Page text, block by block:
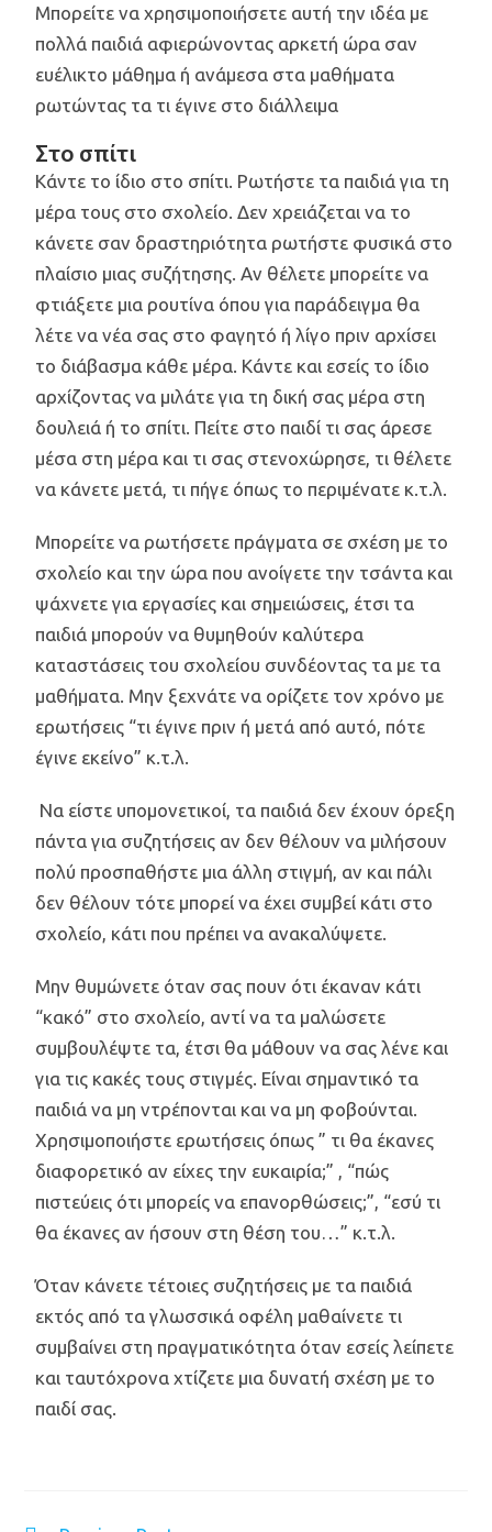
Μπορείτε να χρησιμοποιήσετε αυτή την ιδέα με
πολλά παιδιά αφιερώνοντας αρκετή ώρα σαν
ευέλικτο μάθημα ή ανάμεσα στα μαθήματα
ρωτώντας τα τι έγινε στο διάλλειμα
Στο σπίτι
Κάντε το ίδιο στο σπίτι. Ρωτήστε τα παιδιά για τη
μέρα τους στο σχολείο. Δεν χρειάζεται να το
κάνετε σαν δραστηριότητα ρωτήστε φυσικά στο
πλαίσιο μιας συζήτησης. Αν θέλετε μπορείτε να
φτιάξετε μια ρουτίνα όπου για παράδειγμα θα
λέτε να νέα σας στο φαγητό ή λίγο πριν αρχίσει
το διάβασμα κάθε μέρα. Κάντε και εσείς το ίδιο
αρχίζοντας να μιλάτε για τη δική σας μέρα στη
δουλειά ή το σπίτι. Πείτε στο παιδί τι σας άρεσε
μέσα στη μέρα και τι σας στενοχώρησε, τι θέλετε
να κάνετε μετά, τι πήγε όπως το περιμένατε κ.τ.λ.
Μπορείτε να ρωτήσετε πράγματα σε σχέση με το
σχολείο και την ώρα που ανοίγετε την τσάντα και
ψάχνετε για εργασίες και σημειώσεις, έτσι τα
παιδιά μπορούν να θυμηθούν καλύτερα
καταστάσεις του σχολείου συνδέοντας τα με τα
μαθήματα. Μην ξεχνάτε να ορίζετε τον χρόνο με
ερωτήσεις “τι έγινε πριν ή μετά από αυτό, πότε
έγινε εκείνο” κ.τ.λ.
Να είστε υπομονετικοί, τα παιδιά δεν έχουν όρεξη
πάντα για συζητήσεις αν δεν θέλουν να μιλήσουν
πολύ προσπαθήστε μια άλλη στιγμή, αν και πάλι
δεν θέλουν τότε μπορεί να έχει συμβεί κάτι στο
σχολείο, κάτι που πρέπει να ανακαλύψετε.
Μην θυμώνετε όταν σας πουν ότι έκαναν κάτι
“κακό” στο σχολείο, αντί να τα μαλώσετε
συμβουλέψτε τα, έτσι θα μάθουν να σας λένε και
για τις κακές τους στιγμές. Είναι σημαντικό τα
παιδιά να μη ντρέπονται και να μη φοβούνται.
Χρησιμοποιήστε ερωτήσεις όπως ” τι θα έκανες
διαφορετικό αν είχες την ευκαιρία;” , “πώς
πιστεύεις ότι μπορείς να επανορθώσεις;”, “εσύ τι
θα έκανες αν ήσουν στη θέση του…” κ.τ.λ.
Όταν κάνετε τέτοιες συζητήσεις με τα παιδιά
εκτός από τα γλωσσικά οφέλη μαθαίνετε τι
συμβαίνει στη πραγματικότητα όταν εσείς λείπετε
και ταυτόχρονα χτίζετε μια δυνατή σχέση με το
παιδί σας.